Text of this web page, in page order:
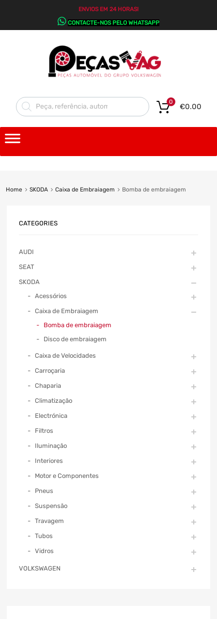
ENVIOS EM 24 HORAS!
CONTACTE-NOS PELO WHATSAPP
€0.00
0
Home SKODA Caixa de Embraiagem Bomba de embraiagem
CATEGORIES
AUDI
SEAT
SKODA
Acessórios
Caixa de Embraiagem
Bomba de embraiagem
Disco de embraiagem
Caixa de Velocidades
Carroçaria
Chaparia
Climatização
Electrónica
Filtros
Iluminação
Interiores
Motor e Componentes
Pneus
Suspensão
Travagem
Tubos
Vidros
VOLKSWAGEN